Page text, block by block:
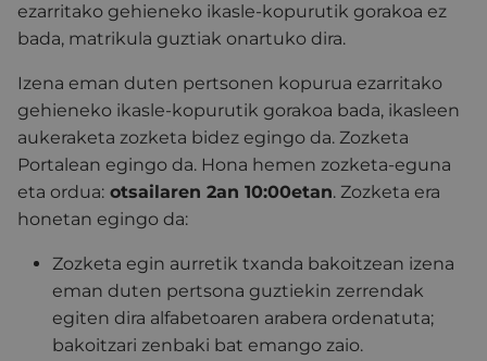
ezarritako gehieneko ikasle-kopurutik gorakoa ez
bada, matrikula guztiak onartuko dira.
Izena eman duten pertsonen kopurua ezarritako
gehieneko ikasle-kopurutik gorakoa bada, ikasleen
aukeraketa zozketa bidez egingo da. Zozketa
Portalean egingo da. Hona hemen zozketa-eguna
eta ordua: otsailaren 2an 10:00etan. Zozketa era
honetan egingo da:
Zozketa egin aurretik txanda bakoitzean izena
eman duten pertsona guztiekin zerrendak
egiten dira alfabetoaren arabera ordenatuta;
bakoitzari zenbaki bat emango zaio.